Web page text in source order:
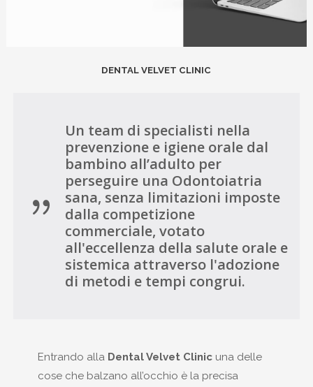
DENTAL VELVET CLINIC
Un team di specialisti nella
prevenzione e igiene orale dal
bambino all’adulto per
perseguire una Odontoiatria
sana, senza limitazioni imposte
dalla competizione
commerciale, votato
all'eccellenza della salute orale e
sistemica attraverso l'adozione
di metodi e tempi congrui.
Entrando alla Dental Velvet Clinicuna delle
cose che balzano all’occhio è la precisa